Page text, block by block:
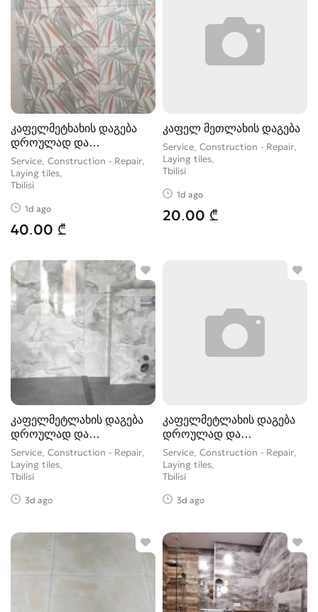
კაფელმეტხახის დაგება
დროულად და
ხარისხიანად
Service, Construction - Repair,
Laying tiles
Tbilisi
1d ago
40.00 ₾
კაფელ მეთლახის დაგება
Service, Construction - Repair,
Laying tiles
Tbilisi
1d ago
20.00 ₾
კაფელმეტლახის დაგება
დროულად და
ხარისხიანად.
Service, Construction - Repair,
Laying tiles
Tbilisi
3d ago
კაფელმეტლახის დაგება
დროულად და
ხარისხიანად.
Service, Construction - Repair,
Laying tiles
Tbilisi
3d ago